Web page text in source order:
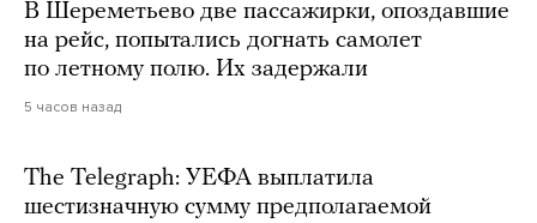
В Шереметьево две пассажирки, опоздавшие
на рейс, попытались догнать самолет
по летному полю. Их задержали
5 часов назад
The Telegraph: УЕФА выплатила
шестизначную сумму предполагаемой